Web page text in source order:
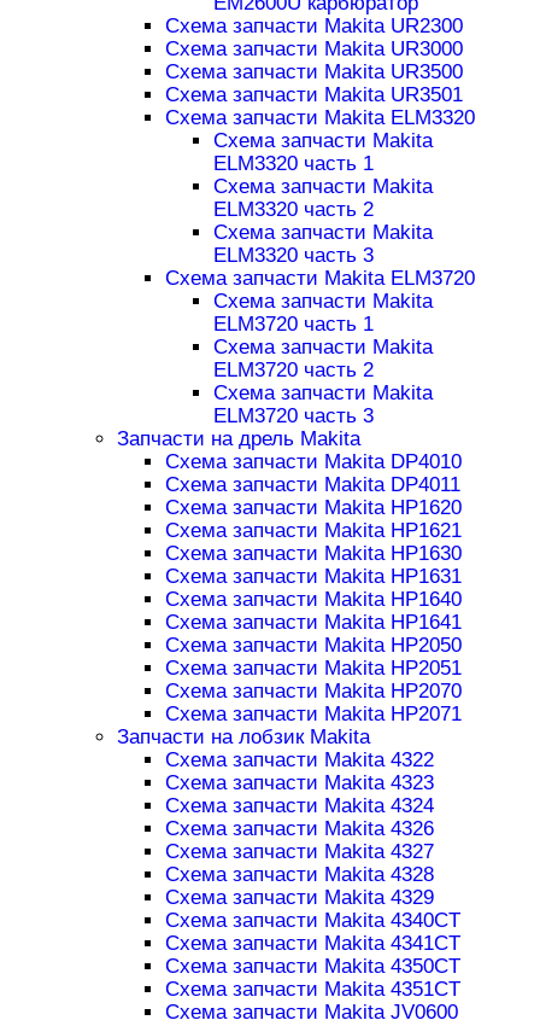
Схема запчасти Makita UR2300
Схема запчасти Makita UR3000
Схема запчасти Makita UR3500
Схема запчасти Makita UR3501
Схема запчасти Makita ELM3320
Схема запчасти Makita
ELM3320 часть 1
Схема запчасти Makita
ELM3320 часть 2
Схема запчасти Makita
ELM3320 часть 3
Схема запчасти Makita ELM3720
Схема запчасти Makita
ELM3720 часть 1
Схема запчасти Makita
ELM3720 часть 2
Схема запчасти Makita
ELM3720 часть 3
Запчасти на дрель Makita
Схема запчасти Makita DP4010
Схема запчасти Makita DP4011
Схема запчасти Makita HP1620
Схема запчасти Makita HP1621
Схема запчасти Makita HP1630
Схема запчасти Makita HP1631
Схема запчасти Makita HP1640
Схема запчасти Makita HP1641
Схема запчасти Makita HP2050
Схема запчасти Makita HP2051
Схема запчасти Makita HP2070
Схема запчасти Makita HP2071
Запчасти на лобзик Makita
Схема запчасти Makita 4322
Схема запчасти Makita 4323
Схема запчасти Makita 4324
Схема запчасти Makita 4326
Схема запчасти Makita 4327
Схема запчасти Makita 4328
Схема запчасти Makita 4329
Схема запчасти Makita 4340CT
Схема запчасти Makita 4341CT
Схема запчасти Makita 4350CT
Схема запчасти Makita 4351CT
Схема запчасти Makita JV0600